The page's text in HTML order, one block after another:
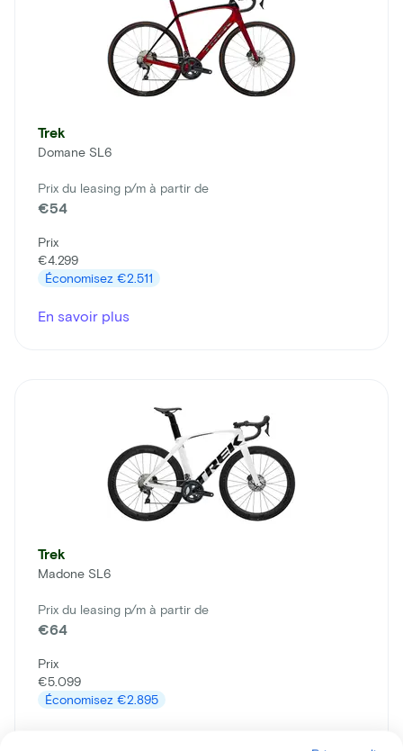
Trek
Domane SL6
Prix du leasing p/m à partir de
€54
Prix
€4.299
Économisez €2.511
En savoir plus
Trek
Madone SL6
Prix du leasing p/m à partir de
€64
Prix
€5.099
Économisez €2.895